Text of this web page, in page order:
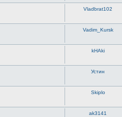
Vladbrat102
Vadim_Kursk
kHAki
Устин
Skiplo
ak3141